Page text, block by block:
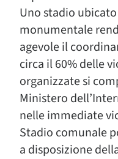
Uno stadio
monumentale
agevole il
circa il 60% delle
organizzate si
Ministero
nelle immediate
Stadio comunale
a disposizione